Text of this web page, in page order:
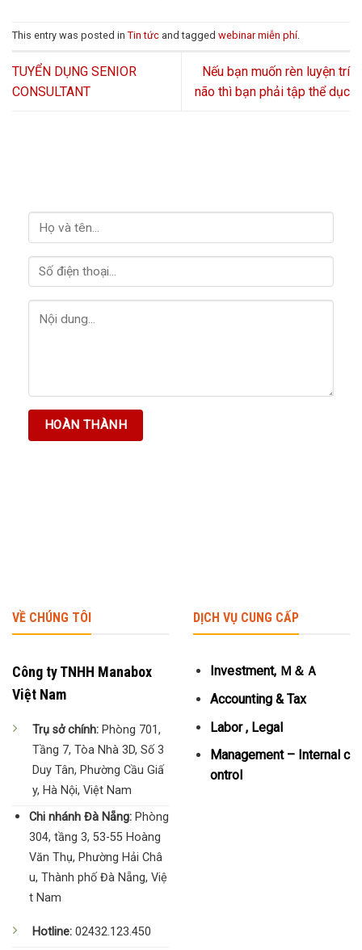
This entry was posted in Tin tức and tagged webinar miễn phí.
TUYỂN DỤNG SENIOR
CONSULTANT
Nếu bạn muốn rèn luyện trí
não thì bạn phải tập thể dục
VỀ CHÚNG TÔI
Công ty TNHH Manabox
Việt Nam
Trụ sở chính: Phòng 701,
Tầng 7, Tòa Nhà 3D, Số 3
Duy Tân, Phường Cầu Giấ
y, Hà Nội, Việt Nam
Chi nhánh Đà Nẵng:Phòng
304, tầng 3, 53-55 Hoàng
Văn Thụ, Phường Hải Châ
u, Thành phố Đà Nẵng, Việ
t Nam
Hotline: 02432.123.450
DỊCH VỤ CUNG CẤP
Investment, Ｍ＆Ａ
Accounting & Tax
Labor , Legal
Management – Internal c
ontrol